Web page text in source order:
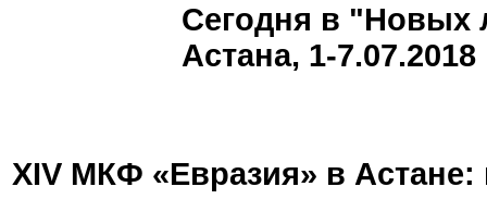
Сегодня в "Новых
Астана, 1-7.07.2018
XIV МКФ «Евразия» в Астане: